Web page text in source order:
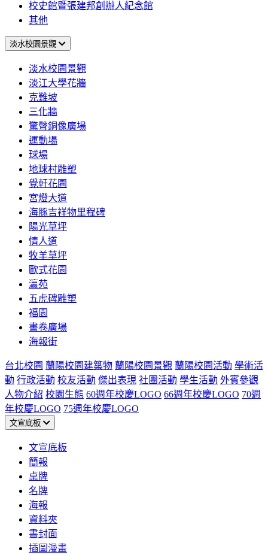
校史館暨張建邦創辦人紀念館
其他
淡水校園景觀
淡水校園景觀
淡江大學花牆
克難坡
三化牆
驚聲銅像廣場
運動場
球場
地球村雕塑
覺軒花園
宮燈大道
海豚吉祥物里程碑
陽光草坪
情人道
牧羊草坪
歐式花園
瀛苑
五虎碑雕塑
福園
書卷廣場
海報街
台北校園 蘭陽校園建築物 蘭陽校園景觀 蘭陽校園活動 學術活
動 行政活動 校友活動 傑出表現 社團活動 學生活動 外賓參觀
人物介紹 校園生態 60週年校慶LOGO 66週年校慶LOGO 70週
年校慶LOGO 75週年校慶LOGO
文宣底板
文宣底板
簡報
桌牌
名牌
海報
資料夾
書封面
插圖漫畫